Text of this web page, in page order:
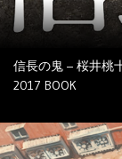
信長の鬼 – 桜井桃
2017 BOOK